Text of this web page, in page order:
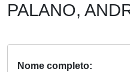
PALANO,
Nome completo